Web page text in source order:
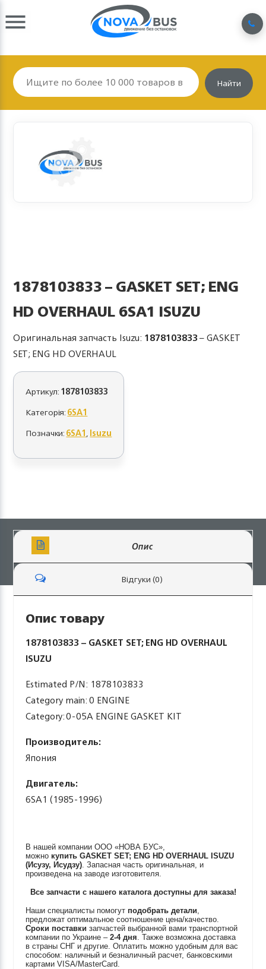
Найти
1878103833 – GASKET SET; ENG
HD OVERHAUL 6SA1 ISUZU
Оригинальная запчасть Isuzu: 1878103833– GASKET
SET; ENG HD OVERHAUL
Артикул:1878103833
Категорія:6SA1
Позначки:6SA1,Isuzu
Опис
Відгуки (0)
Опис товару
1878103833 – GASKET SET; ENG HD OVERHAUL
ISUZU
Estimated P/N: 1878103833
Category main: 0 ENGINE
Category: 0-05A ENGINE GASKET KIT
Производитель:
Япония
Двигатель:
6SA1 (1985-1996)
В нашей компании ООО «НОВА БУС»,
можно купитьGASKET SET; ENG HD OVERHAUL ISUZU
(Исузу, Исудзу). Запасная часть оригинальная, и
произведена на заводе изготовителя.
Все запчасти с нашего каталога доступны для заказа!
Наши специалисты помогут подобрать детали,
предложат оптимальное соотношение цена/качество.
Сроки поставки запчастей выбранной вами транспортной
компании по Украине –2-4 дня. Также возможна доставка
в страны СНГ и другие. Оплатить можно удобным для вас
способом: наличный и безналичный расчет, банковскими
картами VISA/MasterCard.